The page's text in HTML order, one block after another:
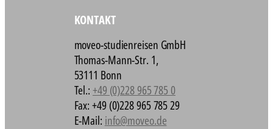
KONTAKT
moveo-studienreisen GmbH
Thomas-Mann-Str. 1,
53111 Bonn
Tel.: +49 (0)228 965 785 0
Fax: +49 (0)228 965 785 29
E-Mail: info@moveo.de